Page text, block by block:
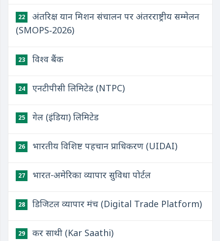
22
अंतरिक्ष यान मिशन संचालन पर अंतरराष्ट्रीय सम्मेलन
(SMOPS‑2026)
23 विश्व बैंक
24 एनटीपीसी लिमिटेड (NTPC)
25 गेल (इंडिया) लिमिटेड
26 भारतीय विशिष्ट पहचान प्राधिकरण (UIDAI)
27 भारत-अमेरिका व्यापार सुविधा पोर्टल
28 डिजिटल व्यापार मंच (Digital Trade Platform)
29 कर साथी (Kar Saathi)